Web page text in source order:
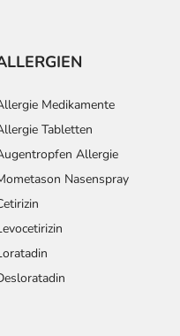
Medikamente
Tabletten
Allergie
Nasenspray